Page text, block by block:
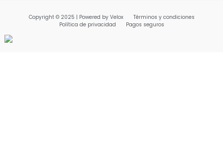
Copyright © 2025 | Powered by Velox
Términos y condiciones
Política de privacidad
Pagos seguros